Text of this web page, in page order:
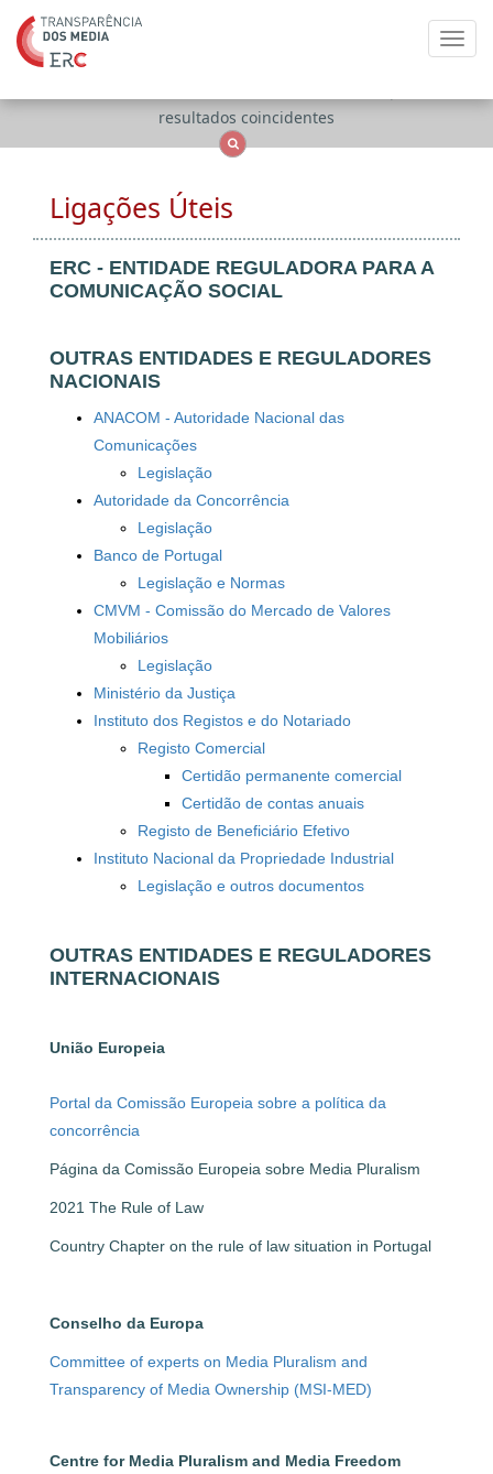
resultados coincidentes
Ligações Úteis
ERC - ENTIDADE REGULADORA PARA A
COMUNICAÇÃO SOCIAL
OUTRAS ENTIDADES E REGULADORES
NACIONAIS
ANACOM - Autoridade Nacional das
Comunicações
Legislação
Autoridade da Concorrência
Legislação
Banco de Portugal
Legislação e Normas
CMVM - Comissão do Mercado de Valores
Mobiliários
Legislação
Ministério da Justiça
Instituto dos Registos e do Notariado
Registo Comercial
Certidão permanente comercial
Certidão de contas anuais
Registo de Beneficiário Efetivo
Instituto Nacional da Propriedade Industrial
Legislação e outros documentos
OUTRAS ENTIDADES E REGULADORES
INTERNACIONAIS
União Europeia
Portal da Comissão Europeia sobre a política da
concorrência
Página da Comissão Europeia sobre Media Pluralism
2021 The Rule of Law
Country Chapter on the rule of law situation in Portugal
Conselho da Europa
Committee of experts on Media Pluralism and
Transparency of Media Ownership (MSI-MED)
Centre for Media Pluralism and Media Freedom